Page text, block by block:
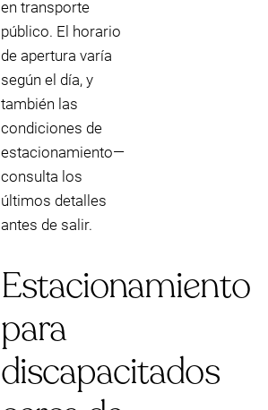
en transporte
público. El horario
de apertura varía
según el día, y
también las
condiciones de
estacionamiento—
consulta los
últimos detalles
antes de salir.
Estacionamiento
para
discapacitados